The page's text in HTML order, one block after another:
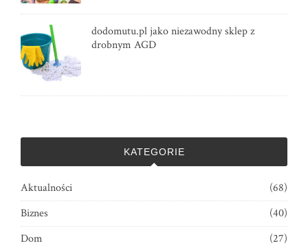
dodomutu.pl jako niezawodny sklep z
drobnym AGD
KATEGORIE
Aktualności
(68)
Biznes
(40)
Dom
(27)